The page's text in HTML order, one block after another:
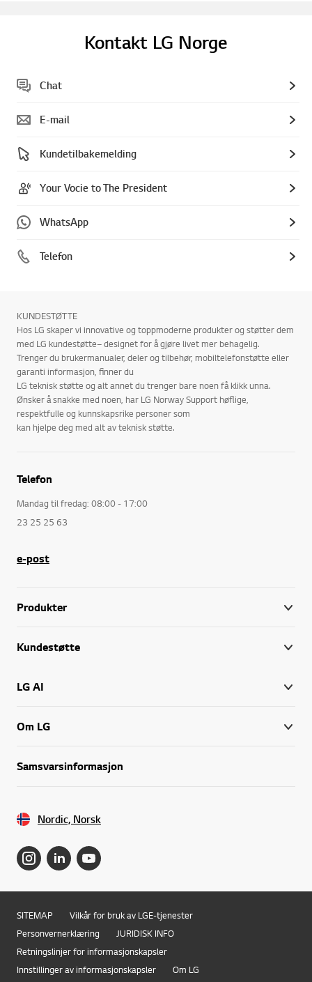
Kontakt LG Norge
Chat
E-mail
Kundetilbakemelding
Your Vocie to The President
WhatsApp
Telefon
KUNDESTØTTE
Hos LG skaper vi innovative og toppmoderne produkter og støtter dem
med LG kundestøtte– designet for å gjøre livet mer behagelig.
Trenger du brukermanualer, deler og tilbehør, mobiltelefonstøtte eller
garanti informasjon, finner du
LG teknisk støtte og alt annet du trenger bare noen få klikk unna.
Ønsker å snakke med noen, har LG Norway Support høflige,
respektfulle og kunnskapsrike personer som
kan hjelpe deg med alt av teknisk støtte.
Telefon
Mandag til fredag: 08:00 - 17:00
23 25 25 63
e-post
Produkter
Kundestøtte
LG AI
Om LG
Samsvarsinformasjon
Nordic, Norsk
SITEMAP
Vilkår for bruk av LGE-tjenester
Personvernerklæring
JURIDISK INFO
Retningslinjer for informasjonskapsler
Innstillinger av informasjonskapsler
Om LG